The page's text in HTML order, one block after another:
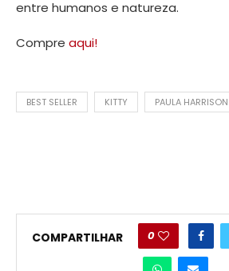
entre humanos e natureza.
Compre aqui!
BEST SELLER KITTY PAULA HARRISON
COMPARTILHAR 0